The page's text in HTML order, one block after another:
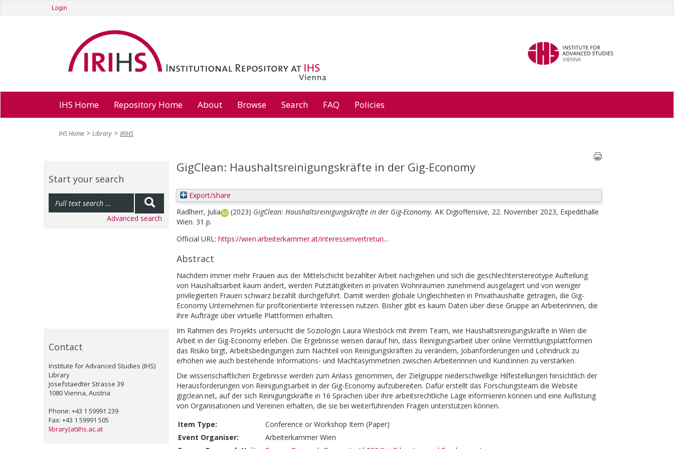
Login
IHS Home Repository Home About Browse Search FAQ Policies
IHS Home Library IRIHS
Start your search
Advanced search
Contact
Institute for Advanced Studies (IHS)
Library
Josefstaedter Strasse 39
1080 Vienna, Austria
Phone: +43 1 59991 239
Fax: +43 1 59991 505
library(at)ihs.ac.at
GigClean: Haushaltsreinigungskräfte in der Gig-Economy
Export/share
Radlherr, Julia
(2023) GigClean: Haushaltsreinigungskräfte in der Gig-Economy. AK Digioffensive, 22. November 2023, Expedithalle
Wien. 31 p.
Official URL: https://wien.arbeiterkammer.at/interessenvertretun...
Abstract
Nachdem immer mehr Frauen aus der Mittelschicht bezahlter Arbeit nachgehen und sich die geschlechterstereotype Aufteilung
von Haushaltsarbeit kaum ändert, werden Putztätigkeiten in privaten Wohnräumen zunehmend ausgelagert und von weniger
privilegierten Frauen schwarz bezahlt durchgeführt. Damit werden globale Ungleichheiten in Privathaushalte getragen, die Gig-
Economy Unternehmen für profitorientierte Interessen nutzen. Bisher gibt es kaum Daten über diese Gruppe an Arbeiterinnen, die
ihre Aufträge über virtuelle Plattformen erhalten.
Im Rahmen des Projekts untersucht die Soziologin Laura Wiesböck mit ihrem Team, wie Haushaltsreinigungskräfte in Wien die
Arbeit in der Gig-Economy erleben. Die Ergebnisse weisen darauf hin, dass Reinigungsarbeit über online Vermittlungsplattformen
das Risiko birgt, Arbeitsbedingungen zum Nachteil von Reinigungskräften zu verändern, Jobanforderungen und Lohndruck zu
erhöhen wie auch bestehende Informations- und Machtasymmetrien zwischen Arbeiterinnen und Kund:innen zu verstärken.
Die wissenschaftlichen Ergebnisse werden zum Anlass genommen, der Zielgruppe niederschwellige Hilfestellungen hinsichtlich der
Herausforderungen von Reinigungsarbeit in der Gig-Economy aufzubereiten. Dafür erstellt das Forschungsteam die Website
gigclean.net, auf der sich Reinigungskräfte in 16 Sprachen über ihre arbeitsrechtliche Lage informieren können und eine Auflistung
von Organisationen und Vereinen erhalten, die sie bei weiterführenden Fragen unterstützen können.
Item Type:
Conference or Workshop Item (Paper)
Event Organiser:
Arbeiterkammer Wien